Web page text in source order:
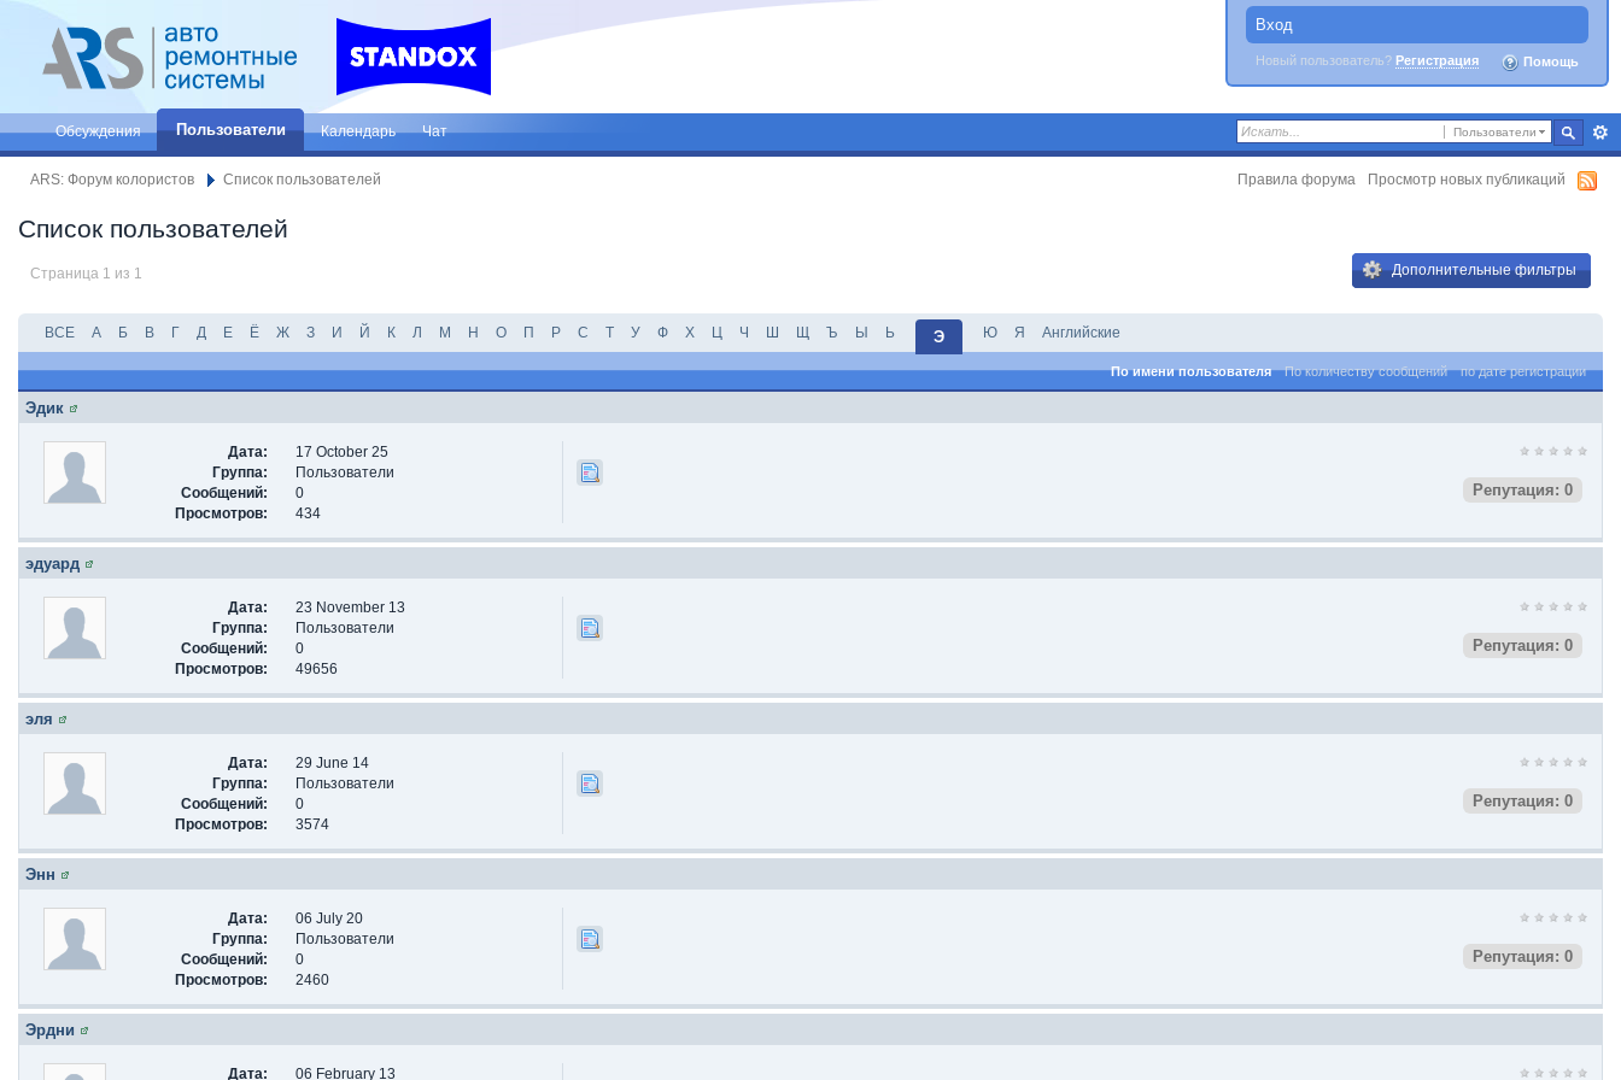
Вход
Новый пользователь? Регистрация Помощь
Пользователи
Обсуждения Пользователи Календарь Чат
ARS: Форум колористов Список пользователей Правила форума Просмотр новых публикаций
Список пользователей
Страница 1 из 1 Дополнительные фильтры
ВСЕ А Б В Г Д Е Ё Ж З И Й К Л М Н О П Р С Т У Ф Х Ц Ч Ш Щ Ъ Ы Ь Э Ю Я Английские
По имени пользователя По количеству сообщений по дате регистрации
Эдик
Дата:
17 October 25
Группа:
Пользователи
Сообщений:
0
Просмотров:
434
Репутация: 0
эдуард
Дата:
23 November 13
Группа:
Пользователи
Сообщений:
0
Просмотров:
49656
Репутация: 0
эля
Дата:
29 June 14
Группа:
Пользователи
Сообщений:
0
Просмотров:
3574
Репутация: 0
Энн
Дата:
06 July 20
Группа:
Пользователи
Сообщений:
0
Просмотров:
2460
Репутация: 0
Эрдни
Дата: 06 February 13